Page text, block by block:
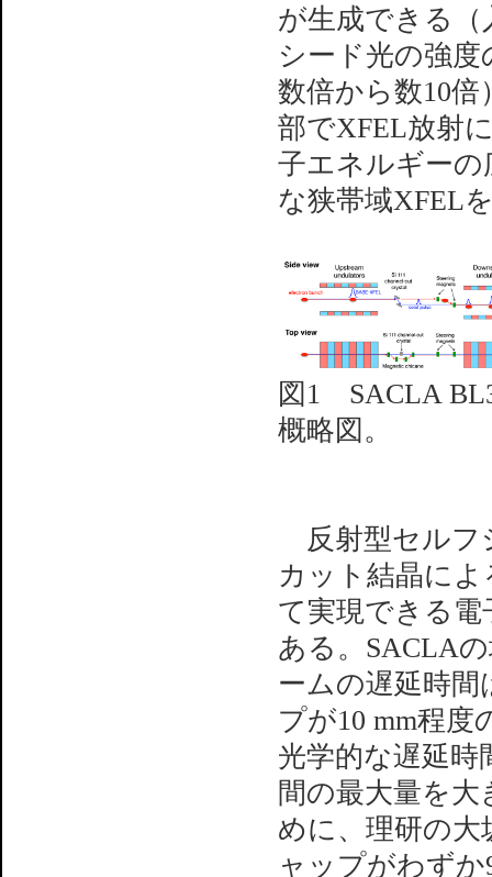
が生成できる
シード光の強
数倍から数10
部でXFEL放射
子エネルギー
な狭帯域XFEL
図1 SACLA
概略図。
反射型セルフ
カット結晶に
て実現できる
ある。SACLA
ームの遅延時間
プが10 mm程
光学的な遅延時
間の最大量を
めに、理研の
ャップがわず